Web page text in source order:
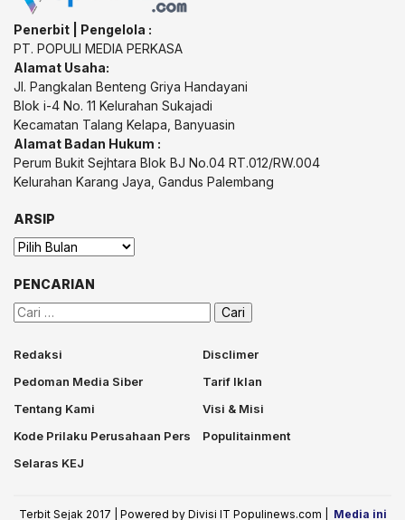
Penerbit | Pengelola :
PT. POPULI MEDIA PERKASA
Alamat Usaha:
Jl. Pangkalan Benteng Griya Handayani
Blok i-4 No. 11 Kelurahan Sukajadi
Kecamatan Talang Kelapa, Banyuasin
Alamat Badan Hukum :
Perum Bukit Sejhtara Blok BJ No.04 RT.012/RW.004
Kelurahan Karang Jaya, Gandus Palembang
ARSIP
Arsip
PENCARIAN
Cari
Redaksi
Disclimer
Pedoman Media Siber
Tarif Iklan
Tentang Kami
Visi & Misi
Kode Prilaku Perusahaan Pers
Selaras KEJ
Populitainment
Terbit Sejak 2017 | Powered by Divisi IT Populinews.com | Media ini